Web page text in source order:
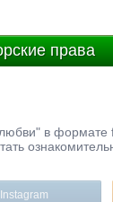
права
в